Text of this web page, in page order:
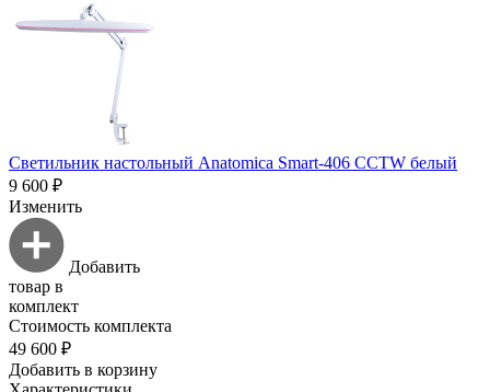
Светильник настольный Anatomica Smart-406 CCTW белый
9 600 ₽
Изменить
Добавить
товар в
комплект
Стоимость комплекта
49 600 ₽
Добавить в корзину